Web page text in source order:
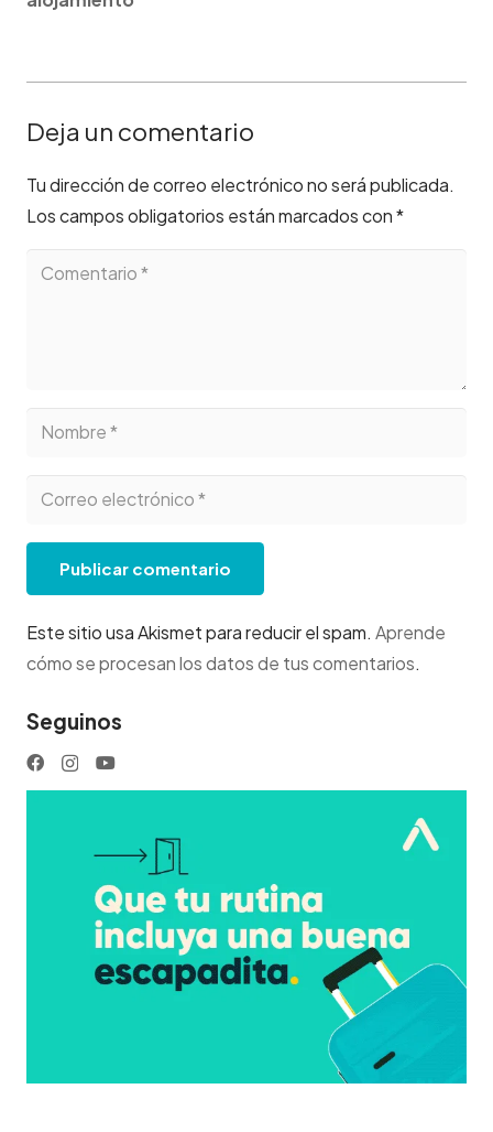
Deja un comentario
Tu dirección de correo electrónico no será publicada.
Los campos obligatorios están marcados con*
Publicar comentario
Este sitio usa Akismet para reducir el spam. Aprende
cómo se procesan los datos de tus comentarios.
Seguinos